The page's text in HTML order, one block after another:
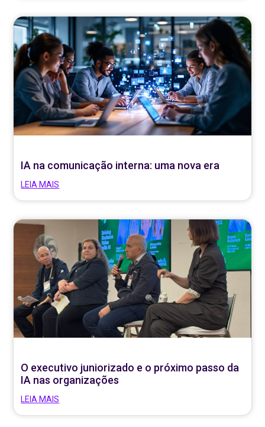
IA na comunicação interna: uma nova era
LEIA MAIS
O executivo juniorizado e o próximo passo da
IA nas organizações
LEIA MAIS